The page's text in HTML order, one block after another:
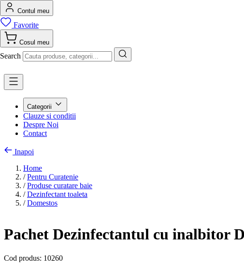
Contul meu
Favorite
Cosul meu
Search
Categorii
Clauze si conditii
Despre Noi
Contact
Inapoi
Home
/ Pentru Curatenie
/ Produse curatare baie
/ Dezinfectant toaleta
/ Domestos
Pachet Dezinfectantul cu inalbitor
Cod produs: 10260